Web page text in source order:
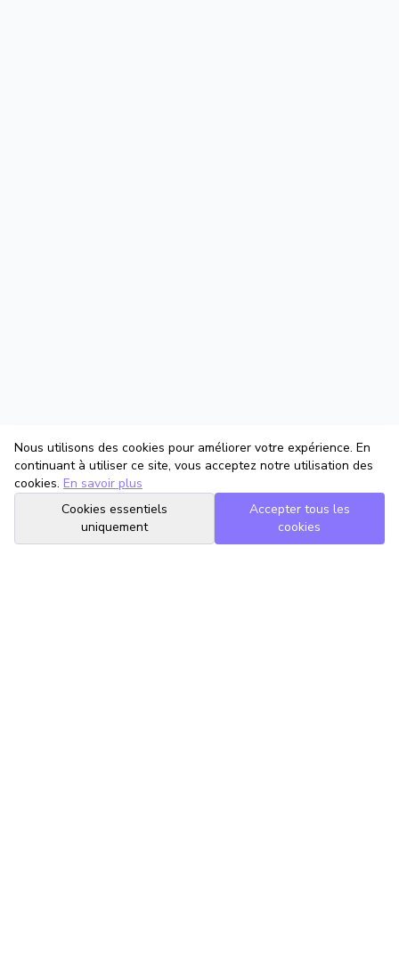
Nous utilisons des cookies pour améliorer votre expérience. En
continuant à utiliser ce site, vous acceptez notre utilisation des
cookies. En savoir plus
Cookies essentiels
uniquement
Accepter tous les
cookies